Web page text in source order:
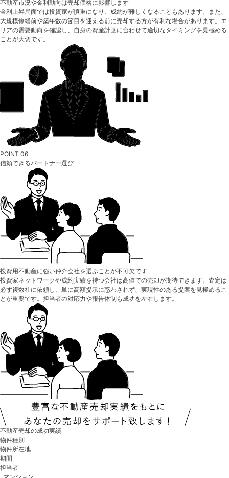
不動産市況や金利動向は売却価格に影響します
金利上昇局面では投資家が慎重になり、成約が難しくなることもあります。また、
大規模修繕前や築年数の節目を迎える前に売却する方が有利な場合があります。エ
リアの需要動向を確認し、自身の資産計画に合わせて適切なタイミングを見極める
ことが大切です。
POINT 06
信頼できるパートナー選び
投資用不動産に強い仲介会社を選ぶことが不可欠です
投資家ネットワークや成約実績を持つ会社は高値での売却が期待できます。査定は
必ず複数社に依頼し、単に高額提示に惑わされず、実現性のある提案を見極めるこ
とが重要です。担当者の対応力や報告体制も成功を左右します。
不動産売却の成功実績
物件種別
物件所在地
期間
担当者